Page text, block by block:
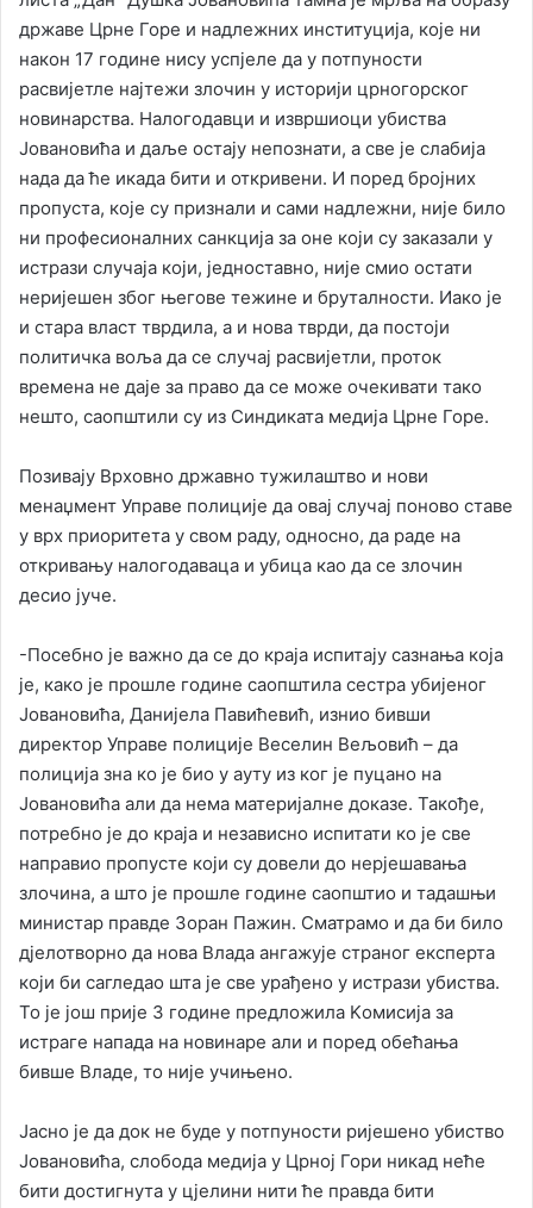
државе Црне Горе и надлежних институција, које ни
након 17 године нису успјеле да у потпуности
расвијетле најтежи злочин у историји црногорског
новинарства. Налогодавци и извршиоци убиства
Јовановића и даље остају непознати, а све је слабија
нада да ће икада бити и откривени. И поред бројних
пропуста, које су признали и сами надлежни, није било
ни професионалних санкција за оне који су заказали у
истрази случаја који, једноставно, није смио остати
неријешен због његове тежине и бруталности. Иако је
и стара власт тврдила, а и нова тврди, да постоји
политичка воља да се случај расвијетли, проток
времена не даје за право да се може очекивати тако
нешто, саопштили су из Синдиката медија Црне Горе.
Позивају Врховно државно тужилаштво и нови
менаџмент Управе полиције да овај случај поново ставе
у врх приоритета у свом раду, односно, да раде на
откривању налогодаваца и убица као да се злочин
десио јуче.
-Посебно је важно да се до краја испитају сазнања која
је, како је прошле године саопштила сестра убијеног
Јовановића, Данијела Павићевић, изнио бивши
директор Управе полиције Веселин Вељовић – да
полиција зна ко је био у ауту из ког је пуцано на
Јовановића али да нема материјалне доказе. Такође,
потребно је до краја и независно испитати ко је све
направио пропусте који су довели до нерјешавања
злочина, а што је прошле године саопштио и тадашњи
министар правде Зоран Пажин. Сматрамо и да би било
дјелотворно да нова Влада ангажује страног експерта
који би сагледао шта је све урађено у истрази убиства.
То је још прије 3 године предложила Kомисија за
истраге напада на новинаре али и поред обећања
бивше Владе, то није учињено.
Јасно је да док не буде у потпуности ријешено убиство
Јовановића, слобода медија у Црној Гори никад неће
бити достигнута у цјелини нити ће правда бити